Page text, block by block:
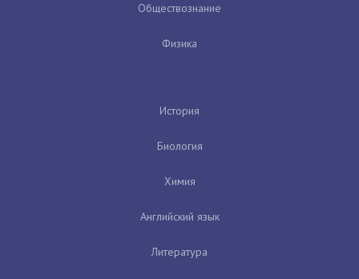
Обществознание
Физика
История
Биология
Химия
Английский язык
Литература